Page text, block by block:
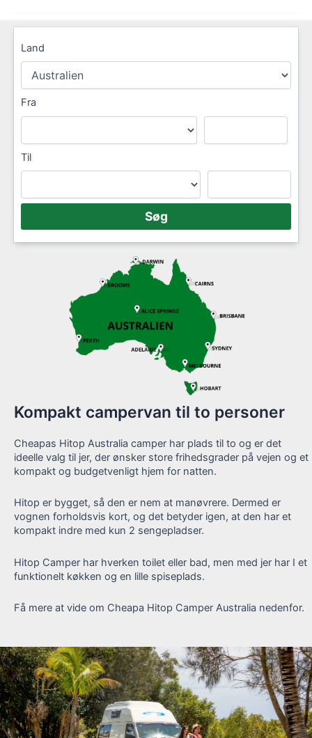
Land
Fra
Til
Kompakt campervan til to personer
Cheapas Hitop Australia camper har plads til to og er det
ideelle valg til jer, der ønsker store frihedsgrader på vejen og et
kompakt og budgetvenligt hjem for natten.
Hitop er bygget, så den er nem at manøvrere. Dermed er
vognen forholdsvis kort, og det betyder igen, at den har et
kompakt indre med kun 2 sengepladser.
Hitop Camper har hverken toilet eller bad, men med jer har I et
funktionelt køkken og en lille spiseplads.
Få mere at vide om Cheapa Hitop Camper Australia nedenfor.